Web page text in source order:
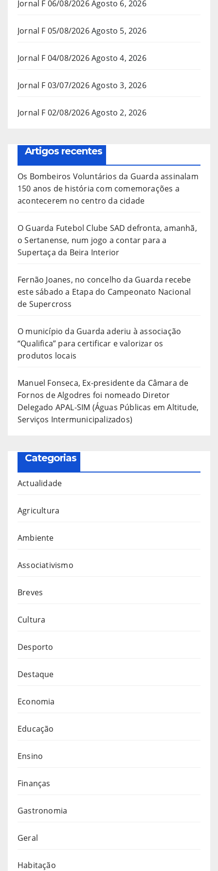
Jornal F 06/08/2026Agosto 6, 2026
Jornal F 05/08/2026Agosto 5, 2026
Jornal F 04/08/2026Agosto 4, 2026
Jornal F 03/07/2026Agosto 3, 2026
Jornal F 02/08/2026Agosto 2, 2026
Artigos recentes
Os Bombeiros Voluntários da Guarda assinalam
150 anos de história com comemorações a
acontecerem no centro da cidade
O Guarda Futebol Clube SAD defronta, amanhã,
o Sertanense, num jogo a contar para a
Supertaça da Beira Interior
Fernão Joanes, no concelho da Guarda recebe
este sábado a Etapa do Campeonato Nacional
de Supercross
O município da Guarda aderiu à associação
“Qualifica” para certificar e valorizar os
produtos locais
Manuel Fonseca, Ex-presidente da Câmara de
Fornos de Algodres foi nomeado Diretor
Delegado APAL-SIM (Águas Públicas em Altitude,
Serviços Intermunicipalizados)
Categorias
Actualidade
Agricultura
Ambiente
Associativismo
Breves
Cultura
Desporto
Destaque
Economia
Educação
Ensino
Finanças
Gastronomia
Geral
Habitação